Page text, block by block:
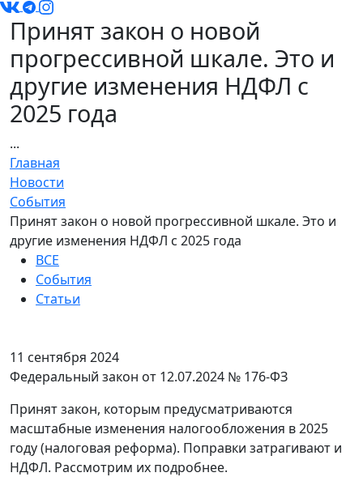
Принят закон о новой
прогрессивной шкале. Это и
другие изменения НДФЛ с
2025 года
...
Главная
Новости
События
Принят закон о новой прогрессивной шкале. Это и
другие изменения НДФЛ с 2025 года
ВСЕ
События
Статьи
11 сентября 2024
Федеральный закон от 12.07.2024 № 176-ФЗ
Принят закон, которым предусматриваются
масштабные изменения налогообложения в 2025
году (налоговая реформа). Поправки затрагивают и
НДФЛ. Рассмотрим их подробнее.